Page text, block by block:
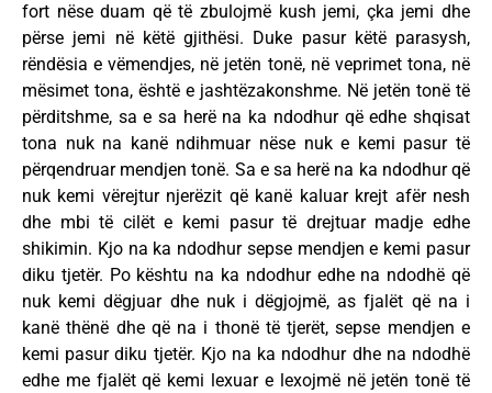
fort nëse duam që të zbulojmë kush jemi, çka jemi dhe
përse jemi në këtë gjithësi. Duke pasur këtë parasysh,
rëndësia e vëmendjes, në jetën tonë, në veprimet tona, në
mësimet tona, është e jashtëzakonshme. Në jetën tonë të
përditshme, sa e sa herë na ka ndodhur që edhe shqisat
tona nuk na kanë ndihmuar nëse nuk e kemi pasur të
përqendruar mendjen tonë. Sa e sa herë na ka ndodhur që
nuk kemi vërejtur njerëzit që kanë kaluar krejt afër nesh
dhe mbi të cilët e kemi pasur të drejtuar madje edhe
shikimin. Kjo na ka ndodhur sepse mendjen e kemi pasur
diku tjetër. Po kështu na ka ndodhur edhe na ndodhë që
nuk kemi dëgjuar dhe nuk i dëgjojmë, as fjalët që na i
kanë thënë dhe që na i thonë të tjerët, sepse mendjen e
kemi pasur diku tjetër. Kjo na ka ndodhur dhe na ndodhë
edhe me fjalët që kemi lexuar e lexojmë në jetën tonë të